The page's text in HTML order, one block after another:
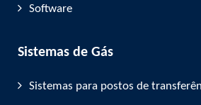
Software
Sistemas de Gás
Sistemas para postos de